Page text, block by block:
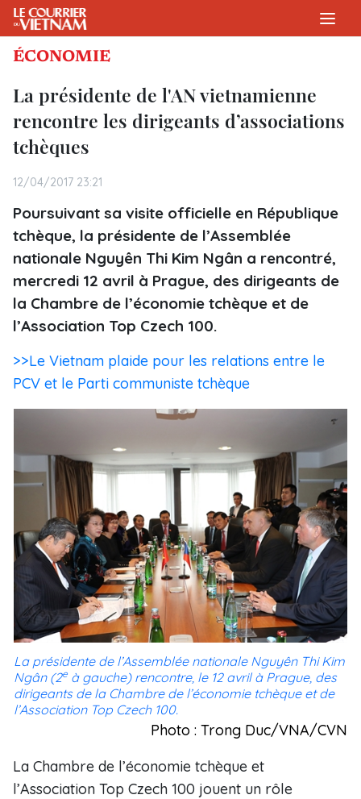
ÉCONOMIE
La présidente de l'AN vietnamienne
rencontre les dirigeants d’associations
tchèques
12/04/2017 23:21
Poursuivant sa visite officielle en République
tchèque, la présidente de l’Assemblée
nationale Nguyên Thi Kim Ngân a rencontré,
mercredi 12 avril à Prague, des dirigeants de
la Chambre de l’économie tchèque et de
l’Association Top Czech 100.
>>Le Vietnam plaide pour les relations entre le
PCV et le Parti communiste tchèque
La présidente de l’Assemblée nationale Nguyên Thi Kim
Ngân (2e à gauche) rencontre, le 12 avril à Prague, des
dirigeants de la Chambre de l’économie tchèque et de
l’Association Top Czech 100.
Photo : Trong Duc/VNA/CVN
La Chambre de l’économie tchèque et
l’Association Top Czech 100 jouent un rôle